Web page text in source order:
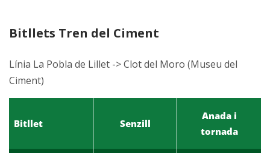
Bitllets Tren del Ciment
Línia La Pobla de Lillet -> Clot del Moro (Museu del
Ciment)
Bitllet Senzill
Anada i
tornada